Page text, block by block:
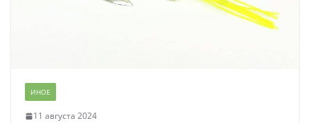
ИНОЕ
11 августа 2024